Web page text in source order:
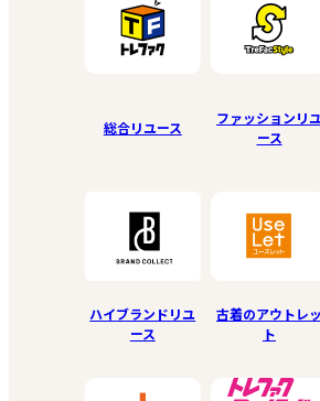
総合リユース
ファッションリ
ース
ハイブランドリユ
ース
古着のアウトレッ
ト